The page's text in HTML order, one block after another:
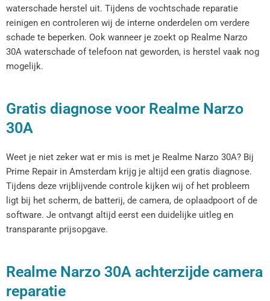
waterschade herstel uit. Tijdens de vochtschade reparatie
reinigen en controleren wij de interne onderdelen om verdere
schade te beperken. Ook wanneer je zoekt op Realme Narzo
30A waterschade of telefoon nat geworden, is herstel vaak nog
mogelijk.
Gratis diagnose voor Realme Narzo
30A
Weet je niet zeker wat er mis is met je Realme Narzo 30A? Bij
Prime Repair in Amsterdam krijg je altijd een gratis diagnose.
Tijdens deze vrijblijvende controle kijken wij of het probleem
ligt bij het scherm, de batterij, de camera, de oplaadpoort of de
software. Je ontvangt altijd eerst een duidelijke uitleg en
transparante prijsopgave.
Realme Narzo 30A achterzijde camera
reparatie